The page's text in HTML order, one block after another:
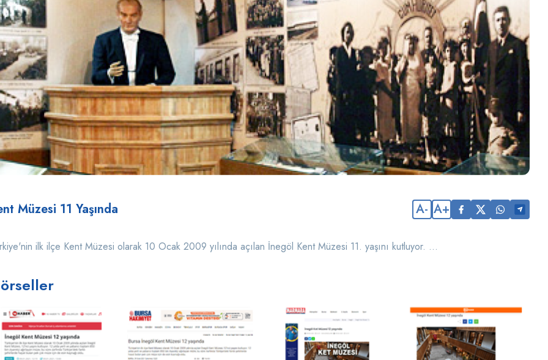
Müzesi 11 Yaşında A- A+
ilk ilçe Kent Müzesi olarak 10 Ocak 2009 yılında açılan İnegöl Kent Müzesi 11. yaşını kutluyor. ...